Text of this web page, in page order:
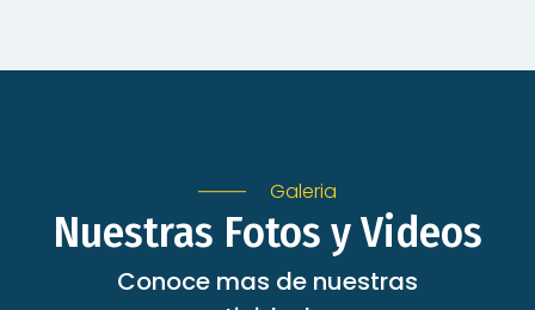
Galeria
Nuestras Fotos y Videos
Conoce mas de nuestras